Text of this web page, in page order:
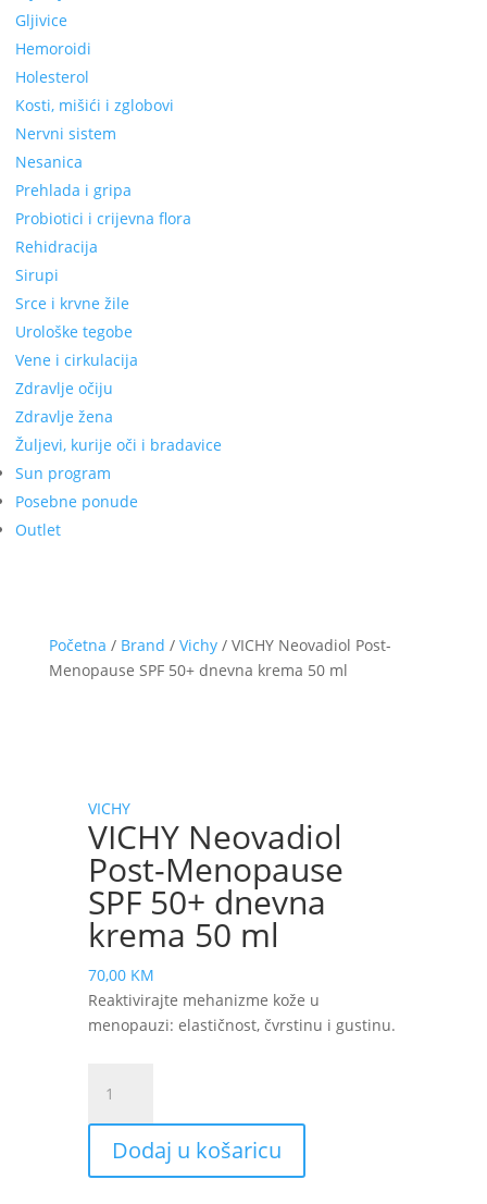
Gljivice
Hemoroidi
Holesterol
Kosti, mišići i zglobovi
Nervni sistem
Nesanica
Prehlada i gripa
Probiotici i crijevna flora
Rehidracija
Sirupi
Srce i krvne žile
Urološke tegobe
Vene i cirkulacija
Zdravlje očiju
Zdravlje žena
Žuljevi, kurije oči i bradavice
Sun program
Posebne ponude
Outlet
Početna / Brand / Vichy/ VICHY Neovadiol Post-
Menopause SPF 50+ dnevna krema 50 ml
VICHY
VICHY Neovadiol
Post-Menopause
SPF 50+ dnevna
krema 50 ml
70,00 KM
Reaktivirajte mehanizme kože u
menopauzi: elastičnost, čvrstinu i gustinu.
Neovadiol
Post-
Menopause
SPF
Dodaj u košaricu